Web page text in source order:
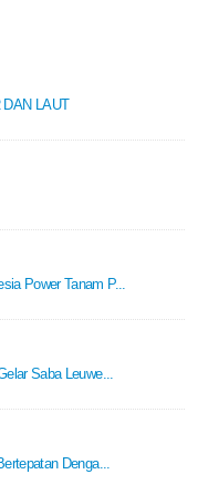
LAUT
Power Tanam P...
Saba Leuwe...
Denga...